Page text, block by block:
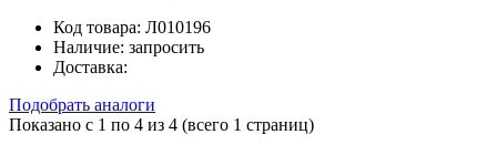
Код товара: Л010196
Наличие: запросить
Доставка:
Подобрать аналоги
Показано с 1 по 4 из 4 (всего 1 страниц)